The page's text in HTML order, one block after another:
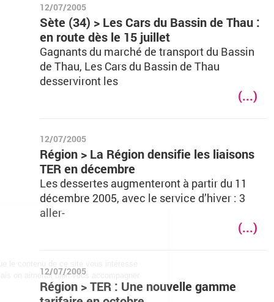
12/07/2005
Sète (34) > Les Cars du Bassin de Thau :
en route dès le 15 juillet
Gagnants du marché de transport du Bassin
de Thau, Les Cars du Bassin de Thau
desserviront les
(...)
12/07/2005
Région > La Région densifie les liaisons
TER en décembre
Les dessertes augmenteront à partir du 11
décembre 2005, avec le service d’hiver : 3
aller-
(...)
12/07/2005
Région > TER : Une nouvelle gamme